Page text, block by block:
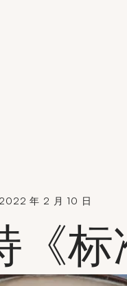
2022 年 2 月 10 日
《